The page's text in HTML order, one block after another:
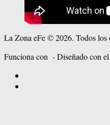
La Zona eFe © 2026. Todos los
Funciona con - Diseñado con el